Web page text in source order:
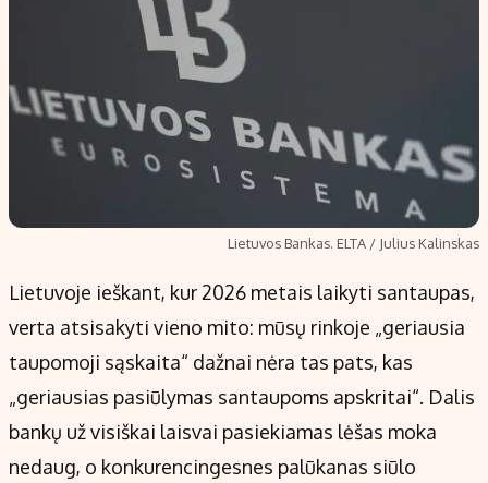
Kriptovaliutos
Infliacija
Migracija
Įdomios naujienos
Redakcija
Redakcijos politika
Privatumo politika
Turinio žymėjimo taisyklės
Kontaktai
Regionų naujienos
Indėlių palūkanos
Lietuvos Bankas. ELTA / Julius Kalinskas
Lietuvoje ieškant, kur 2026 metais laikyti santaupas,
verta atsisakyti vieno mito: mūsų rinkoje „geriausia
taupomoji sąskaita“ dažnai nėra tas pats, kas
„geriausias pasiūlymas santaupoms apskritai“. Dalis
bankų už visiškai laisvai pasiekiamas lėšas moka
nedaug, o konkurencingesnes palūkanas siūlo